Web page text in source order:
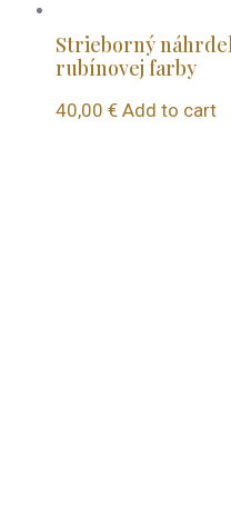
Strieborný
rubínovej farby
40,00 € Add to cart